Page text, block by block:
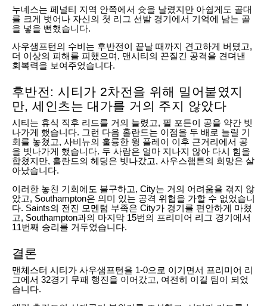
누네스는 페널티 지역 안쪽에서 슛을 날렸지만 아쉽게도 골대
를 크게 벗어나 자신의 첫 리그 선발 경기에서 기억에 남는 골
을 넣을 뻔했습니다.
사우샘프턴의 수비는 후반전이 끝날 때까지 견고하게 버텼고,
더 이상의 피해를 피했으며, 맨시티의 끈질긴 공격을 견뎌낸
회복력을 보여주었습니다.
후반전: 시티가 2차전을 위해 밀어붙였지
만, 세인츠는 대가를 거의 주지 않았다
시티는 휴식 직후 리드를 거의 늘렸고, 필 포든이 공을 약간 빗
나가게 했습니다. 그런 다음 홀란드는 이점을 두 배로 늘릴 기
회를 놓쳤고, 사비뉴의 훌륭한 윙 플레이 이후 근거리에서 공
을 빗나가게 했습니다. 두 사람은 얼마 지나지 않아 다시 힘을
합쳤지만, 홀란드의 헤딩은 빗나갔고, 사우스햄튼의 희망은 살
아났습니다.
이러한 놓친 기회에도 불구하고, City는 거의 어려움을 겪지 않
았고, Southampton은 의미 있는 공격 위협을 가할 수 없었습니
다. Saints의 전진 모멘텀 부족은 City가 경기를 편안하게 마쳤
고, Southampton과의 마지막 15번의 프리미어 리그 경기에서
11번째 승리를 거두었습니다.
결론
맨체스터 시티가 사우샘프턴을 1-0으로 이기면서 프리미어 리
그에서 32경기 무패 행진을 이어갔고, 여전히 이길 팀이 되었
습니다.